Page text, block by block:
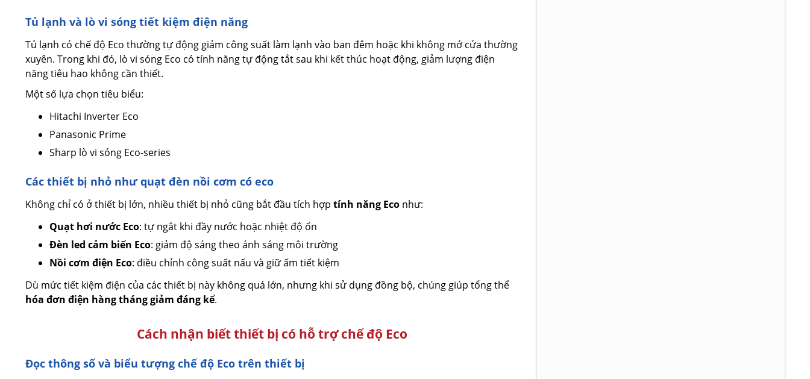
Tủ lạnh và lò vi sóng tiết kiệm điện năng
Tủ lạnh có chế độ Eco thường tự động giảm công suất làm lạnh vào ban đêm hoặc khi không mở cửa thường
xuyên. Trong khi đó, lò vi sóng Eco có tính năng tự động tắt sau khi kết thúc hoạt động, giảm lượng điện
năng tiêu hao không cần thiết.
Một số lựa chọn tiêu biểu:
Hitachi Inverter Eco
Panasonic Prime
Sharp lò vi sóng Eco-series
Các thiết bị nhỏ như quạt đèn nồi cơm có eco
Không chỉ có ở thiết bị lớn, nhiều thiết bị nhỏ cũng bắt đầu tích hợp tính năng Eco như:
Quạt hơi nước Eco: tự ngắt khi đầy nước hoặc nhiệt độ ổn
Đèn led cảm biến Eco: giảm độ sáng theo ánh sáng môi trường
Nồi cơm điện Eco: điều chỉnh công suất nấu và giữ ấm tiết kiệm
Dù mức tiết kiệm điện của các thiết bị này không quá lớn, nhưng khi sử dụng đồng bộ, chúng giúp tổng thể
hóa đơn điện hàng tháng giảm đáng kể.
Cách nhận biết thiết bị có hỗ trợ chế độ Eco
Đọc thông số và biểu tượng chế độ Eco trên thiết bị